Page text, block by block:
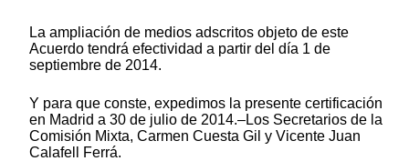
La ampliación de medios adscritos objeto de este
Acuerdo tendrá efectividad a partir del día 1 de
septiembre de 2014.
Y para que conste, expedimos la presente certificación
en Madrid a 30 de julio de 2014.–Los Secretarios de la
Comisión Mixta, Carmen Cuesta Gil y Vicente Juan
Calafell Ferrá.